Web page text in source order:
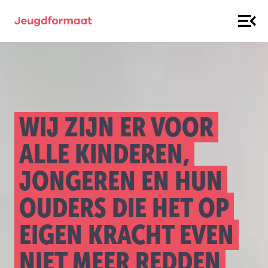
WIJ ZIJN ER VOOR
ALLE KINDEREN,
JONGEREN EN HUN
OUDERS DIE HET OP
EIGEN KRACHT EVEN
NIET MEER REDDEN